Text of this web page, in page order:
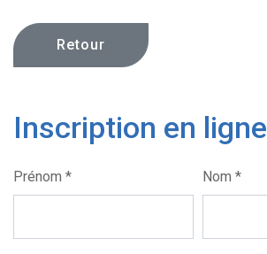
Retour
Inscription en ligne
Prénom * Nom *